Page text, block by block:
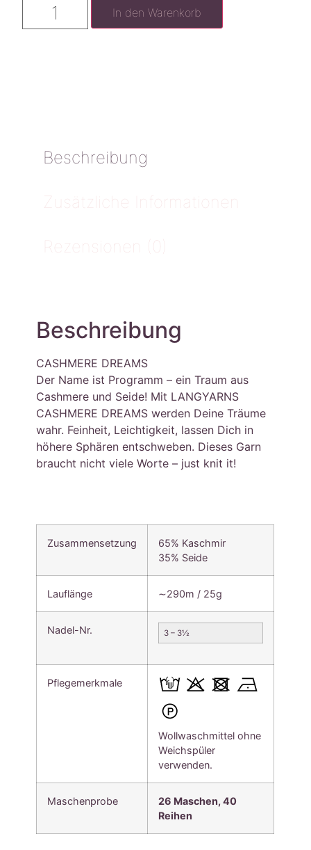
In den Warenkorb
Beschreibung
Zusätzliche Informationen
Rezensionen (0)
Beschreibung
CASHMERE DREAMS
Der Name ist Programm – ein Traum aus
Cashmere und Seide! Mit LANGYARNS
CASHMERE DREAMS werden Deine Träume
wahr. Feinheit, Leichtigkeit, lassen Dich in
höhere Sphären entschweben. Dieses Garn
braucht nicht viele Worte – just knit it!
Zusammensetzung
65% Kaschmir
35% Seide
Lauflänge ∼290m / 25g
Nadel-Nr. 3 – 3½
Pflegemerkmale
Wollwaschmittel ohne
Weichspüler
verwenden.
Maschenprobe
26 Maschen, 40
Reihen